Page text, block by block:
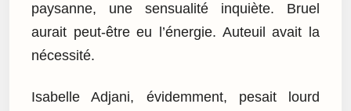
paysanne, une sensualité inquiète. Bruel
aurait peut-être eu l’énergie. Auteuil avait la
nécessité.
Isabelle Adjani, évidemment, pesait lourd